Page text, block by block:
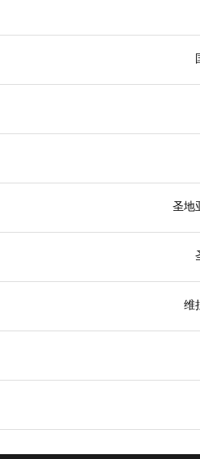
圣地
维